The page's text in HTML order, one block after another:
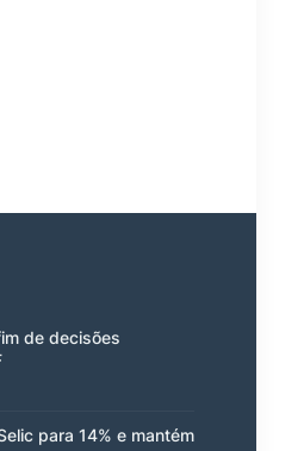
de decisões
para 14% e mantém